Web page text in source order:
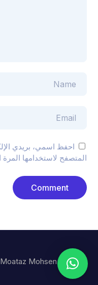
احفظ اسمي، بريدي
المتصفح لاستخدامها المرة
© Code Media | Powered by Moataz Mohsen.